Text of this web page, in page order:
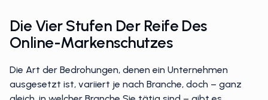
Die Vier Stufen Der Reife Des
Online-Markenschutzes
Die Art der Bedrohungen, denen ein Unternehmen
ausgesetzt ist, variiert je nach Branche, doch – ganz